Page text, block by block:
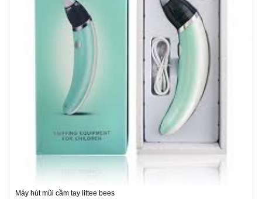
Máy hút mũi cầm tay littee bees